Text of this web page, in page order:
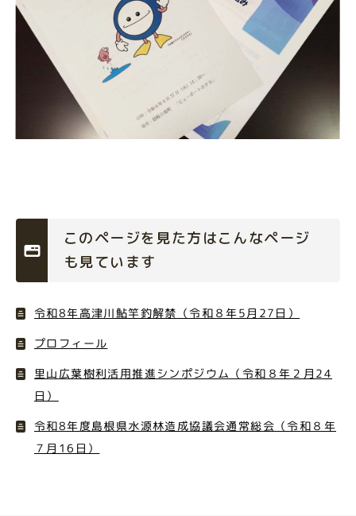
このページを見た方はこんなページ
も見ています
令和8年高津川鮎竿釣解禁（令和８年5月27日）
プロフィール
里山広葉樹利活用推進シンポジウム（令和８年２月24
日）
令和8年度島根県水源林造成協議会通常総会（令和８年
７月16日）